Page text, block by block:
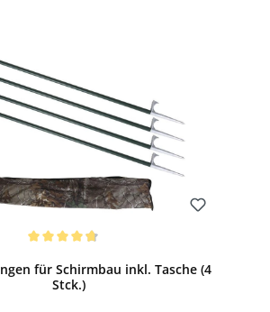
für Schirmbau inkl. Tasche (4
Stck.)